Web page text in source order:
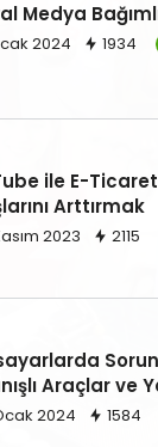
Medya
2024 1934
ile E-
Arttırmak
2023 2115
Araçlar ve
2024 1584